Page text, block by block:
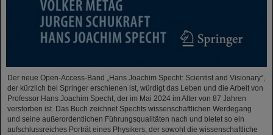
Der neue Open-Access-Band „Hans Joachim Specht: Scientist and Visionary“,
der kürzlich bei Springer erschienen ist, würdigt das Leben und die Arbeit von
Professor Hans Joachim Specht, der im Mai 2024 im Alter von 87 Jahren
verstorben ist. Das Buch zeichnet Spechts wissenschaftlichen Werdegang
und seine außerordentlichen Führungsqualitäten nach und bietet so ein
aufschlussreiches Porträt eines Physikers, der sowohl die wissenschaftliche